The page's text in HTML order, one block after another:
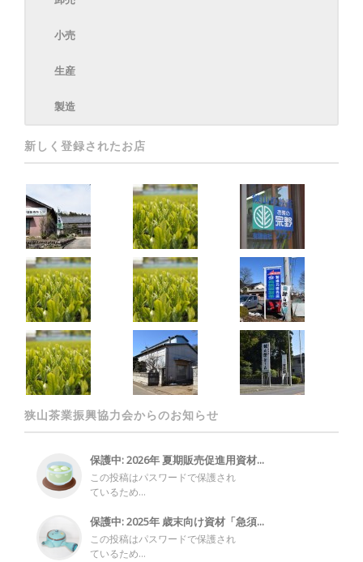
小売
生産
製造
新しく登録されたお店
狭山茶業振興協力会からのお知らせ
保護中: 2026年 夏期販売促進用資材...
この投稿はパスワードで保護され
ているため...
保護中: 2025年 歳末向け資材「急須...
この投稿はパスワードで保護され
ているため...